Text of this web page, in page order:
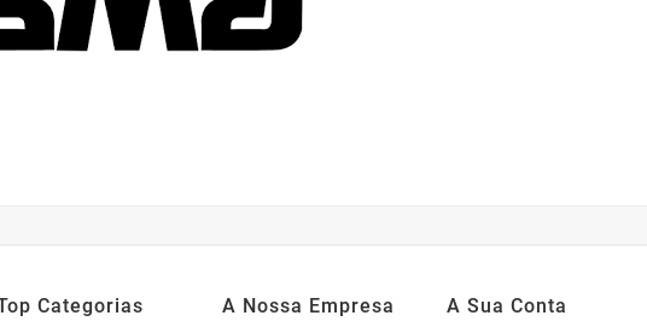
Categorias A Nossa Empresa A Sua Conta